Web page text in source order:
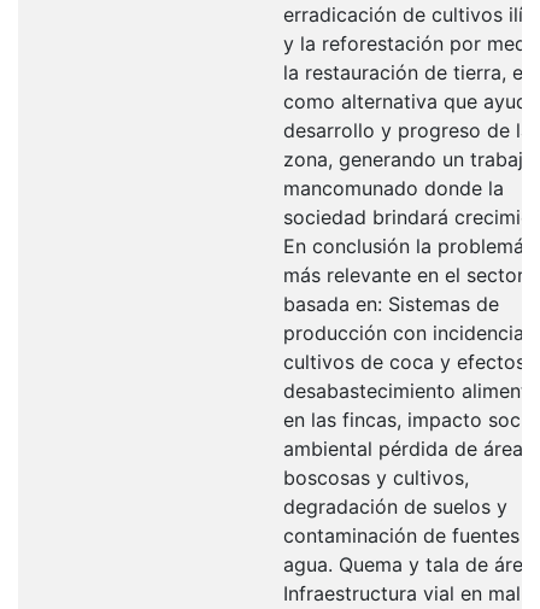
erradicación de cultivos
y la reforestación por
la restauración de tierra,
como alternativa que
desarrollo y progreso de la
zona, generando un trabajo
mancomunado donde la
sociedad brindará
En conclusión la
más relevante en el sector
basada en: Sistemas de
producción con incidencia
cultivos de coca y efectos
desabastecimiento
en las fincas, impacto socio
ambiental pérdida de áreas
boscosas y cultivos,
degradación de suelos y
contaminación de fuentes
agua. Quema y tala de
Infraestructura vial en mal